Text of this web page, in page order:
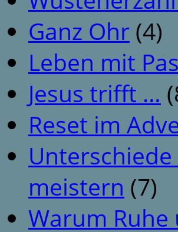
Ganz Ohr (4)
Leben mit
Jesus trifft …
Reset im
meistern (7)
Warum